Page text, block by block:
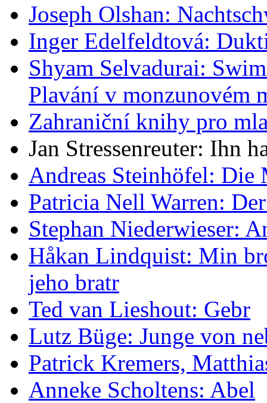
Joseph Olshan:
Inger Edelfeldtová:
Shyam Selvadurai:
Plavání v monzunovém
Zahraniční knihy pro
Jan Stressenreuter: Ihn
Andreas Steinhöfel: Die
Patricia Nell Warren:
Stephan Niederwieser:
Håkan Lindquist: Min
jeho bratr
Ted van Lieshout: Gebr
Lutz Büge: Junge von
Patrick Kremers,
Anneke Scholtens: Abel